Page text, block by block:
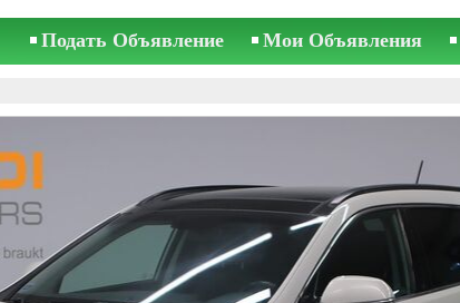
Подать Объявление Мои Объявления